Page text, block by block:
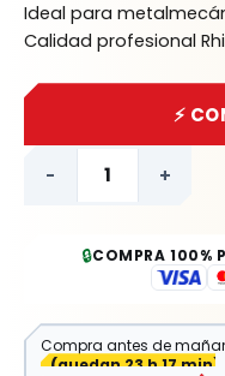
Ideal para
Calidad profesional
- +
⚡
🔒COMPRA 100%
Compra antes de
(quedan 23 h 17 min)